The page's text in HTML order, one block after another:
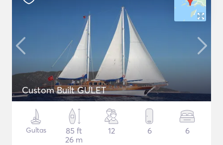
Custom Built GULET
Gultas
85 ft
26 m
12 6 6